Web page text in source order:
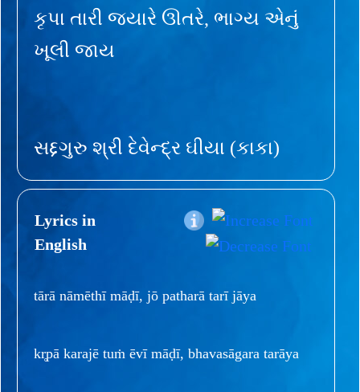
કૃપા તારી જ્યારે ઊતરે, ભાગ્ય એનું
ખૂલી જાય
સદ્દગુરુ શ્રી દેવેન્દ્ર ઘીયા (કાકા)
Lyrics in
English
tārā nāmēthī māḍī, jō patharā tarī jāya
kr̥pā karajē tuṁ ēvī māḍī, bhavasāgara tarāya